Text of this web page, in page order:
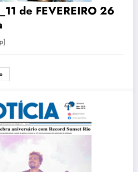
de FEVEREIRO 26